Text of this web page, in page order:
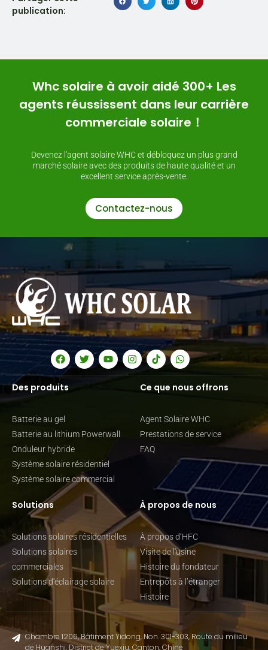
publication:
Whc solaire à avoir aidé 300+ Les
agents réussissent dans leur carrière
commerciale solaire！
Devenez l'agent solaire WHC et débloquez un plus grand
marché solaire avec des produits de haute qualité et un
excellent service après-vente.
Contactez-nous
Des produits
Batterie au gel
Batterie au lithium Powerwall
Onduleur hybride
Système solaire résidentiel
Système solaire commercial
Ce que nous offrons
Agent Solaire WHC
Prestations de service
FAQ
Solutions
Solutions solaires résidentielles
Solutions solaires
commerciales
Solutions d'éclairage solaire
À propos de nous
À propos d’HFC
Visite de l'usine
Histoire du fondateur
Entrepôts à l’étranger
Histoire
Chambre 1206, Bâtiment Yidong, Non. 301-303, Route du milieu
de Huanshi, District de Yuexiu, Canton, Chine